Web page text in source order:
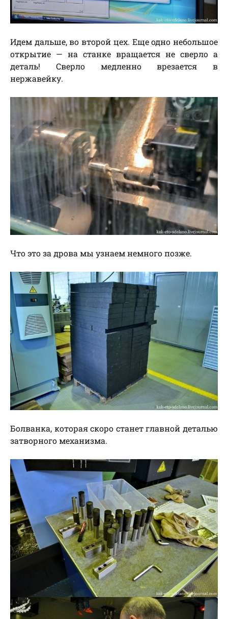
Идем дальше, во второй цех. Еще одно небольшое
открытие — на станке вращается не сверло а
деталь! Сверло медленно врезается в
нержавейку.
Что это за дрова мы узнаем немного позже.
Болванка, которая скоро станет главной деталью
затворного механизма.